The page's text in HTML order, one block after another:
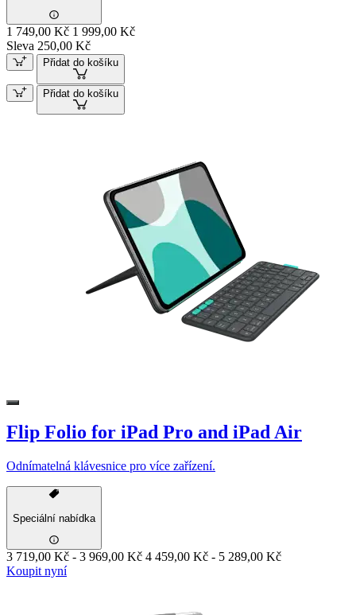
1 749,00 Kč 1 999,00 Kč
Sleva 250,00 Kč
Přidat do košíku
Přidat do košíku
Flip Folio for iPad Pro and iPad Air
Odnímatelná klávesnice pro více zařízení.
Speciální nabídka
3 719,00 Kč - 3 969,00 Kč 4 459,00 Kč - 5 289,00 Kč
Koupit nyní